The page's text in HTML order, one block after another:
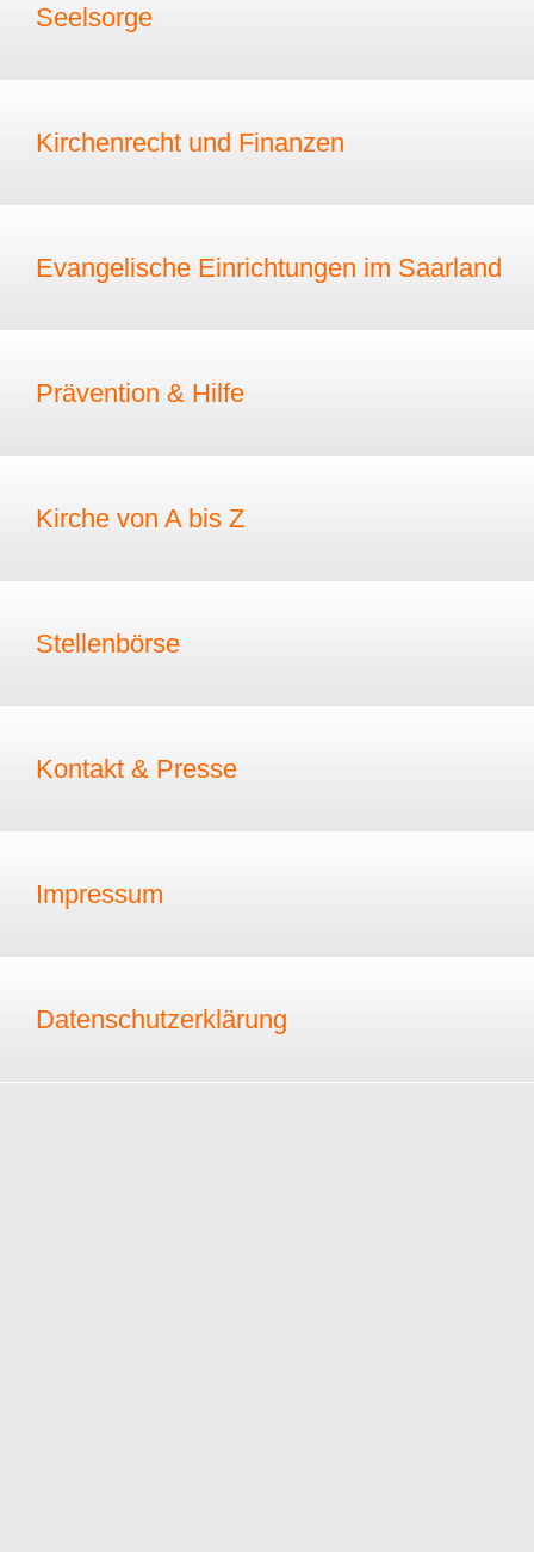
Seelsorge
Kirchenrecht und Finanzen
Evangelische Einrichtungen im Saarland
Prävention & Hilfe
Kirche von A bis Z
Stellenbörse
Kontakt & Presse
Impressum
Datenschutzerklärung